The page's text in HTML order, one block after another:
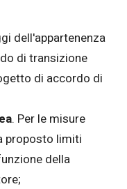
dell'appartenenza
di transizione
di accordo di
. Per le misure
proposto limiti
della